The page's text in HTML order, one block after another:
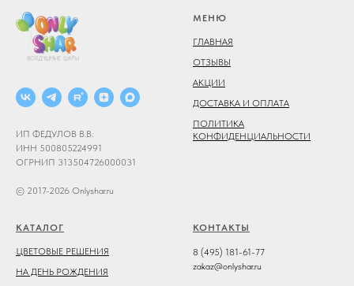
ИП ФЕДУЛОВ В.В.
ИНН 500805224991
ОГРНИП 313504726000031
© 2017-2026 Onlyshar.ru
МЕНЮ
ГЛАВНАЯ
ОТЗЫВЫ
АКЦИИ
ДОСТАВКА И ОПЛАТА
ПОЛИТИКА
КОНФИДЕНЦИАЛЬНОСТИ
КАТАЛОГ
ЦВЕТОВЫЕ РЕШЕНИЯ
НА ДЕНЬ РОЖДЕНИЯ
КОНТАКТЫ
8 (495) 181-61-77
zakaz@onlyshar.ru